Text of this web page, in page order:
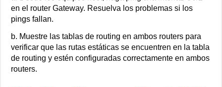
en el router Gateway. Resuelva los problemas si los
pings fallan.
b. Muestre las tablas de routing en ambos routers para
verificar que las rutas estáticas se encuentren en la tabla
de routing y estén configuradas correctamente en ambos
routers.